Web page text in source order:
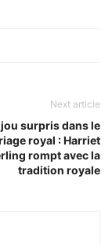
Next article
surpris dans le
royal : Harriet
rompt avec la
tradition royale